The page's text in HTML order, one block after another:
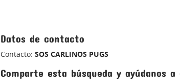
Datos de contacto
Contacto: SOS CARLINOS PUGS
Comparte esta búsqueda y ayúdanos